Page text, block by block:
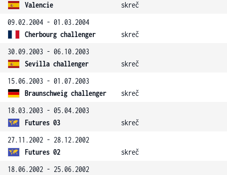
Valencie
skreč
09.02.2004 - 01.03.2004
Cherbourg challenger
skreč
30.09.2003 - 06.10.2003
Sevilla challenger
skreč
15.06.2003 - 01.07.2003
Braunschweig challenger
skreč
18.03.2003 - 05.04.2003
Futures 03
skreč
27.11.2002 - 28.12.2002
Futures 02
skreč
18.06.2002 - 25.06.2002